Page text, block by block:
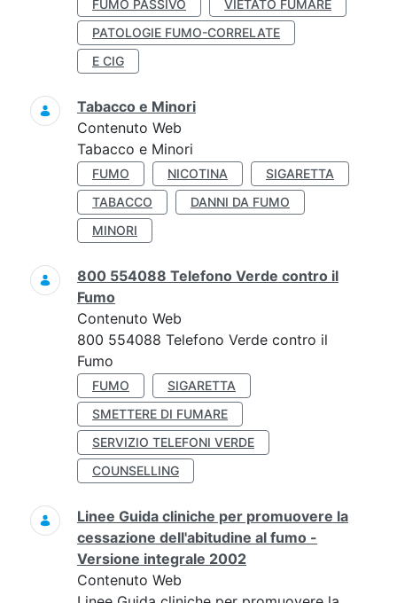
FUMO PASSIVO
VIETATO FUMARE
PATOLOGIE FUMO-CORRELATE
E CIG
Tabacco e Minori
Contenuto Web
Tabacco e Minori
FUMO NICOTINA
SIGARETTA
TABACCO
DANNI DA FUMO
MINORI
800 554088 Telefono Verde contro il
Fumo
Contenuto Web
800 554088 Telefono Verde contro il
Fumo
FUMO
SIGARETTA
SMETTERE DI FUMARE
SERVIZIO TELEFONI VERDE
COUNSELLING
Linee Guida cliniche per promuovere la
cessazione dell'abitudine al fumo -
Versione integrale 2002
Contenuto Web